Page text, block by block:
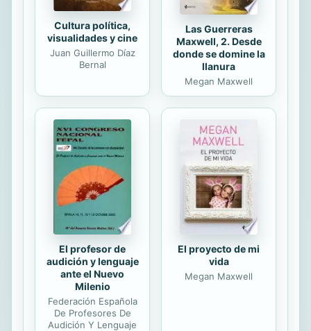
Cultura política,
visualidades y cine
Juan Guillermo Díaz
Bernal
Las Guerreras
Maxwell, 2. Desde
donde se domine la
llanura
Megan Maxwell
El profesor de
audición y lenguaje
ante el Nuevo
Milenio
Federación Española
De Profesores De
Audición Y Lenguaje
El proyecto de mi
vida
Megan Maxwell